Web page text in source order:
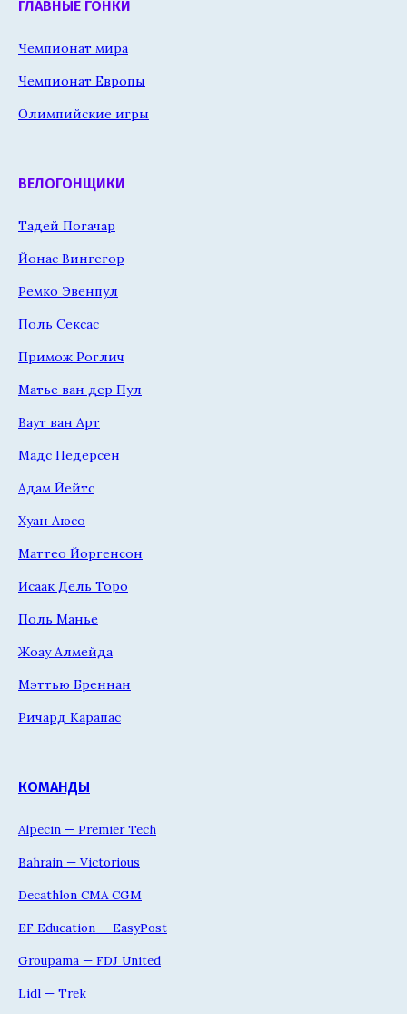
ГЛАВНЫЕ ГОНКИ
Чемпионат мира
Чемпионат Европы
Олимпийские игры
ВЕЛОГОНЩИКИ
Тадей Погачар
Йонас Вингегор
Ремко Эвенпул
Поль Сексас
Примож Роглич
Матье ван дер Пул
Ваут ван Арт
Мадс Педерсен
Адам Йейтс
Хуан Аюсо
Маттео Йоргенсон
Исаак Дель Торо
Поль Манье
Жоау Алмейда
Мэттью Бреннан
Ричард Карапас
КОМАНДЫ
Alpecin — Premier Tech
Bahrain — Victorious
Decathlon CMA CGM
EF Education — EasyPost
Groupama — FDJ United
Lidl — Trek